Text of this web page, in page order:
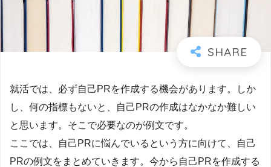
就活では、必ず自己PRを作成する機会があります。しか
し、何の指標もないと、自己PRの作成はなかなか難しい
と思います。そこで必要なのが例文です。
ここでは、自己PRに悩んでいるという方に向けて、自己
PRの例文をまとめていきます。今から自己PRを作成する